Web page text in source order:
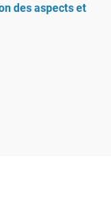
des aspects et